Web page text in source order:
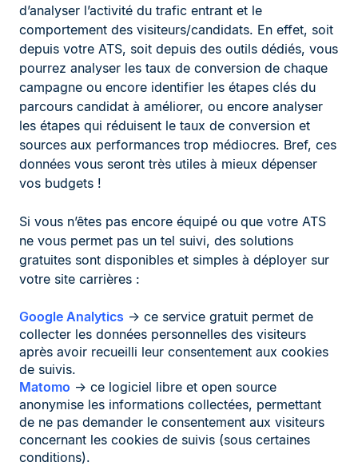
d’analyser l’activité du trafic entrant et le
comportement des visiteurs/candidats. En effet, soit
depuis votre ATS, soit depuis des outils dédiés, vous
pourrez analyser les taux de conversion de chaque
campagne ou encore identifier les étapes clés du
parcours candidat à améliorer, ou encore analyser
les étapes qui réduisent le taux de conversion et
sources aux performances trop médiocres. Bref, ces
données vous seront très utiles à mieux dépenser
vos budgets !
Si vous n’êtes pas encore équipé ou que votre ATS
ne vous permet pas un tel suivi, des solutions
gratuites sont disponibles et simples à déployer sur
votre site carrières :
Google Analytics → ce service gratuit permet de
collecter les données personnelles des visiteurs
après avoir recueilli leur consentement aux cookies
de suivis.
Matomo → ce logiciel libre et open source
anonymise les informations collectées, permettant
de ne pas demander le consentement aux visiteurs
concernant les cookies de suivis (sous certaines
conditions).